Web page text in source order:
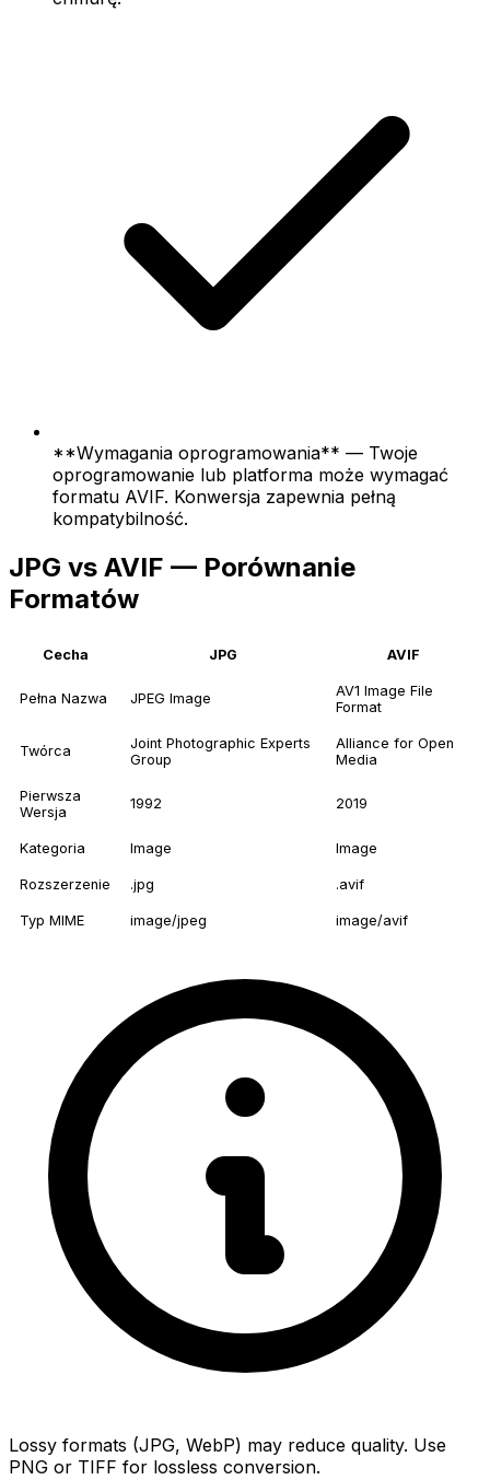
**Wymagania oprogramowania** — Twoje
oprogramowanie lub platforma może wymagać
formatu AVIF. Konwersja zapewnia pełną
kompatybilność.
JPG vs AVIF — Porównanie
Formatów
Cecha JPG AVIF
Pełna Nazwa JPEG Image
AV1 Image File
Format
Twórca
Joint Photographic Experts
Group
Alliance for Open
Media
Pierwsza
Wersja
1992 2019
Kategoria Image Image
Rozszerzenie .jpg .avif
Typ MIME image/jpeg image/avif
Lossy formats (JPG, WebP) may reduce quality. Use
PNG or TIFF for lossless conversion.